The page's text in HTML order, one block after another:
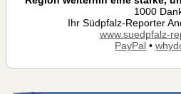
1000
Ihr Südpfalz-Reporter
www.suedpfalz-
PayPal •